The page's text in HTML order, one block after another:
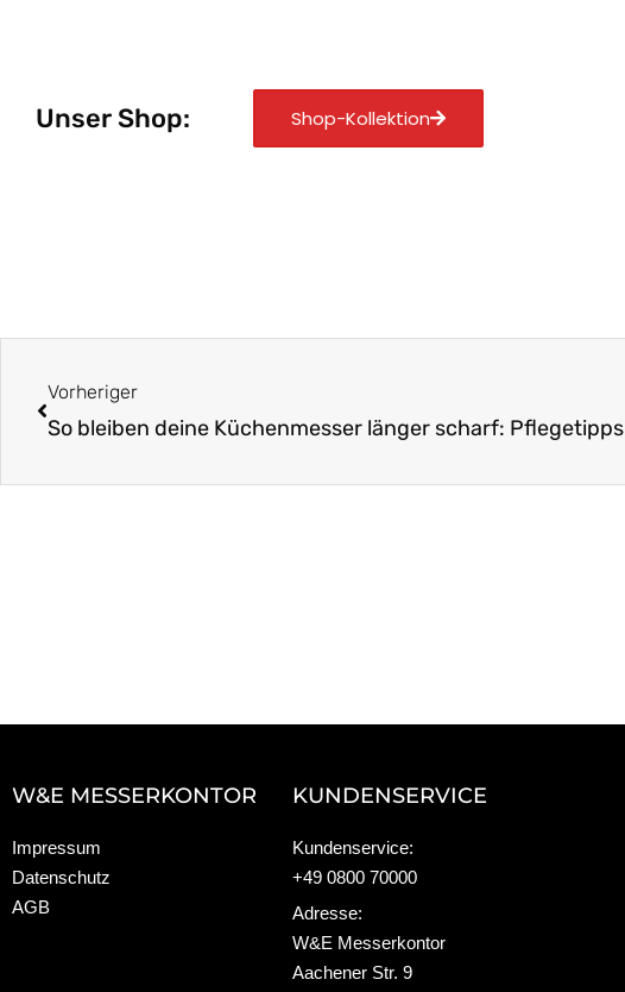
Unser Shop: Shop-Kollektion
Vorheriger
So bleiben deine Küchenmesser länger scharf: Pflegetipps
W&E MESSERKONTOR
Impressum
Datenschutz
AGB
KUNDENSERVICE
Kundenservice:
+49 0800 70000
Adresse:
W&E Messerkontor
Aachener Str. 9